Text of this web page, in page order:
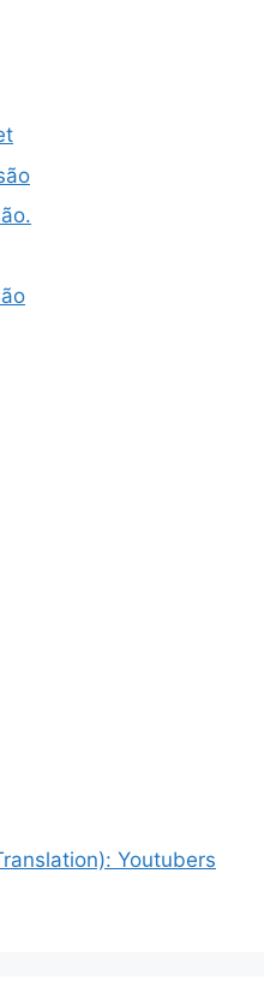
Youtubers